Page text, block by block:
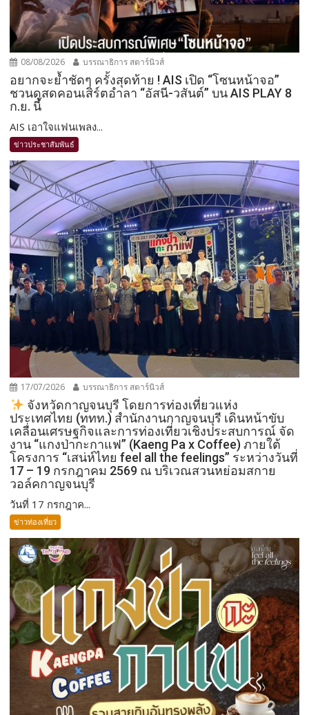
08/08/2026 บรรณาธิการ สตาร์นิวส์
อยากจะย้ำชัดๆ ครั้งสุดท้าย ! AIS เปิด “โซนหน้าจอ”
ชวนดูสดคอนเสิร์ตอำลา “อัสนี-วสันต์” บน AIS PLAY 8
ก.ย. นี้
AIS เอาใจแฟนเพลง...
ข่าวประชาสัมพันธ์
17/07/2026 บรรณาธิการ สตาร์นิวส์
จังหวัดกาญจนบุรี โดยการท่องเที่ยวแห่ง
ประเทศไทย (ททท.) สำนักงานกาญจนบุรี เดินหน้าขับ
เคลื่อนเศรษฐกิจและการท่องเที่ยวเชิงประสบการณ์ จัด
งาน “แกงป่ากะกาแฟ” (Kaeng Pa x Coffee) ภายใต้
โครงการ “เสน่ห์ไทย feel all the feelings” ระหว่างวันที่
17 – 19 กรกฎาคม 2569 ณ บริเวณสวนหย่อมสกาย
วอล์คกาญจนบุรี
วันที่ 17 กรกฎาค...
ข่าวท่องเที่ยว